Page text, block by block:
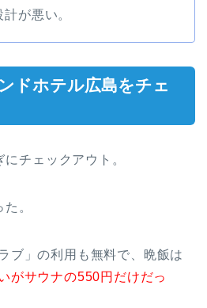
が悪い。
ドホテル広島をチェ
チェックアウト。
。
ブ」の利用も無料で、晩飯は
がサウナの550円だけだっ